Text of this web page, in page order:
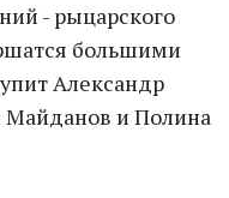
- рыцарского
большими
Александр
Майданов и Полина